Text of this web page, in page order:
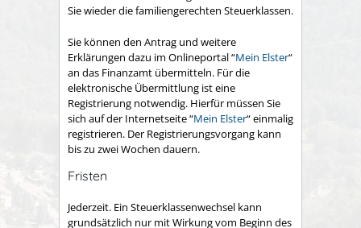
Sie wieder die familiengerechten Steuerklassen.
Sie können den Antrag und weitere
Erklärungen dazu im Onlineportal “Mein Elster“
an das Finanzamt übermitteln. Für die
elektronische Übermittlung ist eine
Registrierung notwendig. Hierfür müssen Sie
sich auf der Internetseite“Mein Elster“einmalig
registrieren. Der Registrierungsvorgang kann
bis zu zwei Wochen dauern.
Fristen
Jederzeit. Ein Steuerklassenwechsel kann
grundsätzlich nur mit Wirkung vom Beginn des